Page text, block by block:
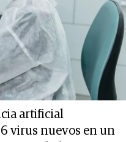
artificial
virus nuevos en un